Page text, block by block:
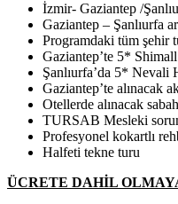
İzmir- Gaziantep /
Gaziantep – Şanlıurfa
Programdaki tüm şehir
Gaziantep’te 5*
Şanlıurfa’da 5* Nevali
Gaziantep’te alınacak
Otellerde alınacak
TURSAB Mesleki
Profesyonel kokartlı
Halfeti tekne turu
ÜCRETE DAHİL